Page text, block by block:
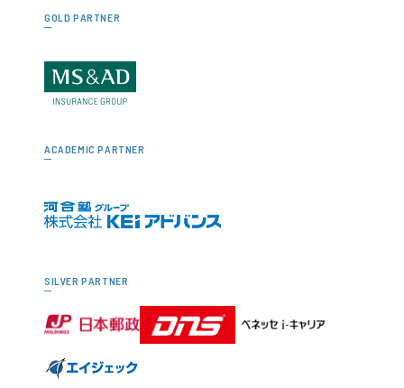
GOLD PARTNER
ACADEMIC PARTNER
SILVER PARTNER